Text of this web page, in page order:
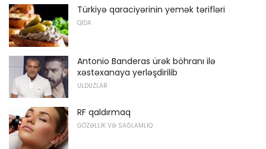
Türkiyə qaraciyərinin yemək tərifləri
QIDA
Antonio Banderas ürək böhranı ilə
xəstəxanaya yerləşdirilib
ULDUZLAR
RF qaldırmaq
GÖZƏLLIK VƏ SAĞLAMLIQ